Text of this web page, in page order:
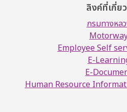
ลิงค์ที่เกี่ย
กรมทางหล
Employee Self
E-
E-
Human Resource